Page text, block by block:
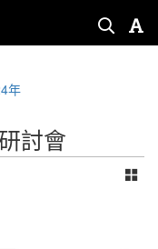
年
討會